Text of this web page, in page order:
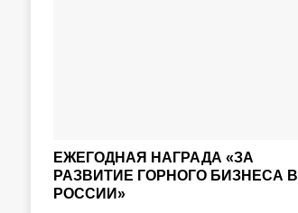
ЕЖЕГОДНАЯ НАГРАДА «ЗА
РАЗВИТИЕ ГОРНОГО БИЗНЕСА В
РОССИИ»